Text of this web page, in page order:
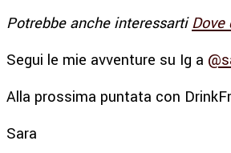
Potrebbe anche interessartiDove
Segui le mie avventure su Ig a
Alla prossima puntata con
Sara